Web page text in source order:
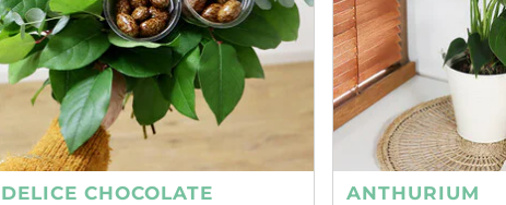
DELICE CHOCOLATE ANTHURIUM